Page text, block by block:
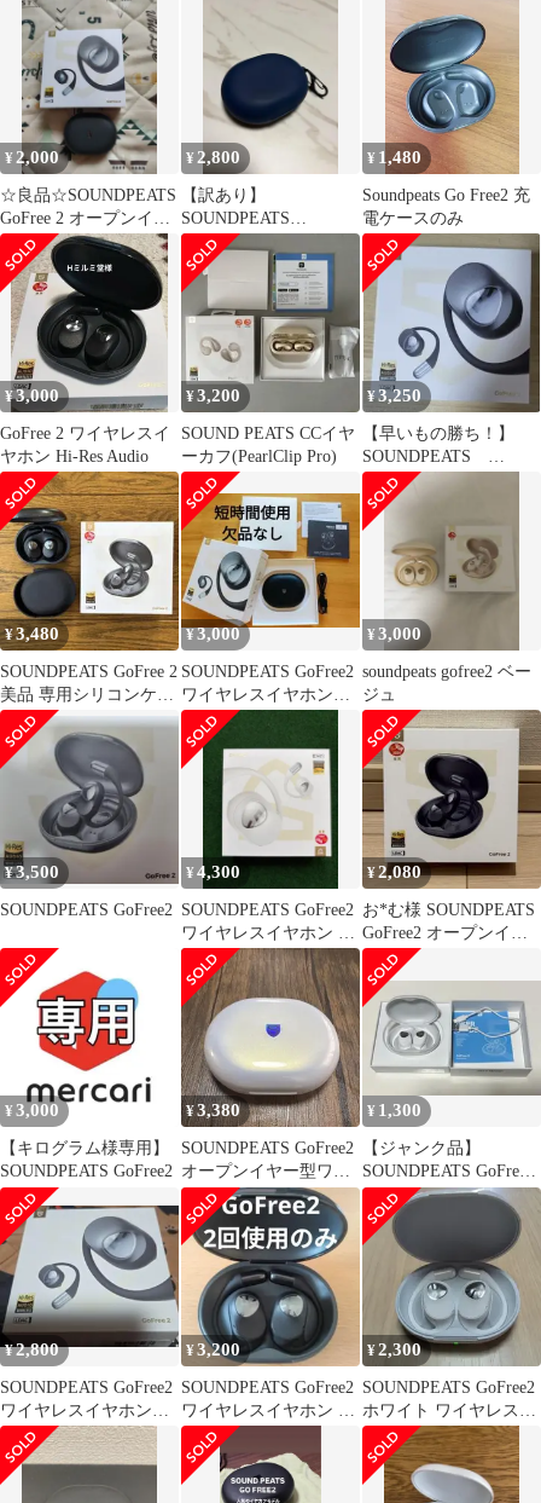
¥ 2,000
☆良品☆SOUNDPEATS
GoFree 2 オープンイヤ
ーイヤホン
¥ 2,800
【訳あり】
SOUNDPEATS
GoFree2（左耳のみ使用
可・ケース付）
¥ 1,480
Soundpeats Go Free2 充
電ケースのみ
¥3,000
GoFree 2 ワイヤレスイ
ヤホン Hi-Res Audio
¥3,200
SOUND PEATS CCイヤ
ーカフ(PearlClip Pro)
¥3,250
【早いもの勝ち！】
SOUNDPEATS
GoFree オープンイヤ
イヤホン
¥3,480
SOUNDPEATS GoFree 2
美品 専用シリコンケー
ス付き
¥3,000
SOUNDPEATS GoFree2
ワイヤレスイヤホン
オープンイヤー 耳掛け
¥3,000
soundpeats gofree2 ベー
ジュ
¥3,500
SOUNDPEATS GoFree2
¥4,300
SOUNDPEATS GoFree2
ワイヤレスイヤホン 本
体
¥2,080
お*む様 SOUNDPEATS
GoFree2 オープンイヤ
ー型ワイヤレスイヤホ
¥ 3,000
【キログラム様専用】
SOUNDPEATS GoFree2
¥3,380
SOUNDPEATS GoFree2
オープンイヤー型ワイ
ヤレスイヤホン
¥ 1,300
【ジャンク品】
SOUNDPEATS GoFree2
Bluetooth
¥2,800
SOUNDPEATS GoFree2
ワイヤレスイヤホン
LDAC対応
¥3,200
SOUNDPEATS GoFree2
ワイヤレスイヤホン パ
ールブラック
¥2,300
SOUNDPEATS GoFree2
ホワイト ワイヤレスイ
ヤホン